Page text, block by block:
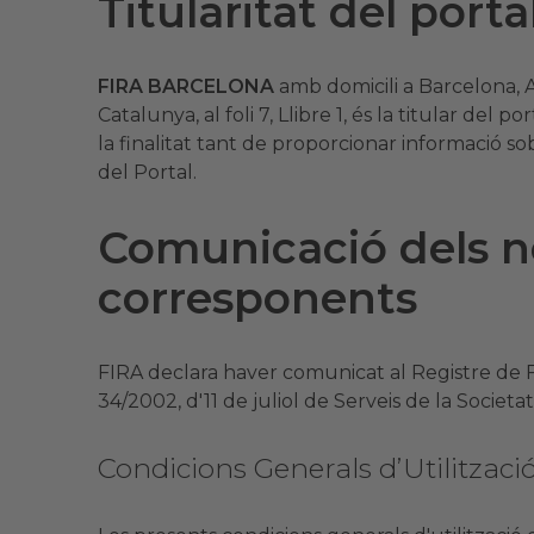
Titularitat del
FIRA BARCELONA amb domicili a Barcelona,
Catalunya, al foli 7, Llibre 1, és la titular del
la finalitat tant de proporcionar informació
del Portal.
Comunicació dels
corresponents
FIRA declara haver comunicat al Registre
34/2002, d'11 de juliol de Serveis de la
Condicions Generals